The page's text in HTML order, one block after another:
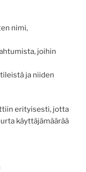
nimi,
joihin
ja niiden
erityisesti, jotta
käyttäjämäärää